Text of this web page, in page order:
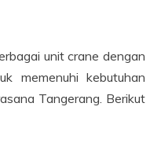
unit crane dengan
memenuhi kebutuhan
Tangerang. Berikut